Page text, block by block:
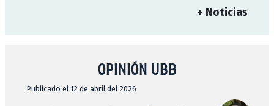
+ Noticias
OPINIÓN UBB
Publicado el 12 de abril del 2026